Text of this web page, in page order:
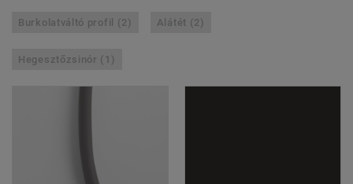
Burkolatváltó profil (2) Alátét (2)
Hegesztőzsinór (1)